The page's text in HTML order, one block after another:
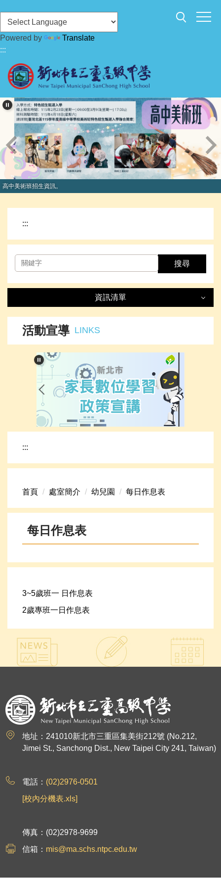
到
主
要
內
容
區
Powered by
Translate
:::
高中美術班招生資訊。
:::
搜尋
資訊清單
資訊清單 LIST
最新消息
處室簡介
榮譽事項
下載專區
網路資源
新生專區
學校組織
高中升學資訊
活動宣導 LINKS
:::
首頁 處室簡介 幼兒園 每日作息表
每日作息表
3~5歲班一 日作息表
2歲專班一日作息表
地址：241010新北市三重區集美街212號 (No.212,
Jimei St., Sanchong Dist., New Taipei City 241, Taiwan)
電話： (02)2976-0501
[校內分機表.xls]
傳真：(02)2978-9699
信箱： mis@ma.schs.ntpc.edu.tw